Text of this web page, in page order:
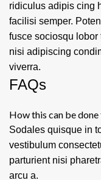
ridiculus adipis cing
facilisi semper.
fusce sociosqu
nisi adipiscing
viverra.
FAQs
How this can be done
Sodales quisque in
vestibulum
parturient nisi
arcu a.